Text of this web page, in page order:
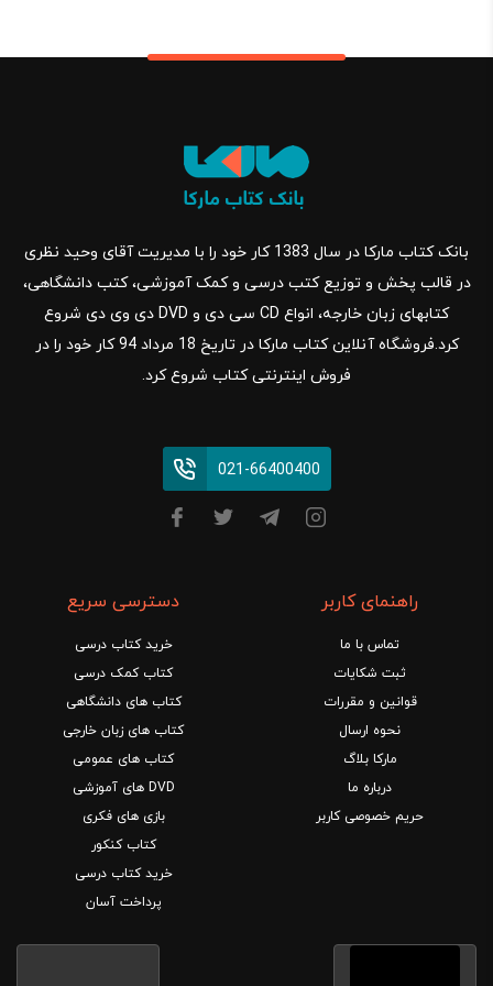
بانک کتاب مارکا در سال 1383 کار خود را با مدیریت آقای وحید نظری
در قالب پخش و توزیع کتب درسی و کمک آموزشی، کتب دانشگاهی،
کتابهای زبان خارجه، انواع CD سی دی و DVD دی وی دی شروع
کرد.فروشگاه آنلاین کتاب مارکا در تاریخ 18 مرداد 94 کار خود را در
فروش اینترنتی کتاب شروع کرد.
021-66400400
راهنمای کاربر
تماس با ما
ثبت شکایات
قوانین و مقررات
نحوه ارسال
مارکا بلاگ
درباره ما
حریم خصوصی کاربر
دسترسی سریع
خرید کتاب درسی
کتاب کمک درسی
کتاب های دانشگاهی
کتاب های زبان خارجی
کتاب های عمومی
DVD های آموزشی
بازی های فکری
کتاب کنکور
خرید کتاب درسی
پرداخت آسان